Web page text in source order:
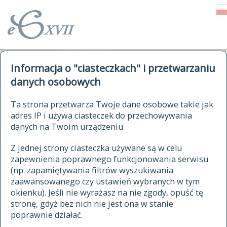
Informacja o "ciasteczkach" i przetwarzaniu
danych osobowych
Ta strona przetwarza Twoje dane osobowe takie jak
adres IP i używa ciasteczek do przechowywania
danych na Twoim urządzeniu.
Z jednej strony ciasteczka używane są w celu
zapewnienia poprawnego funkcjonowania serwisu
(np. zapamiętywania filtrów wyszukiwania
zaawansowanego czy ustawień wybranych w tym
okienku). Jeśli nie wyrażasz na nie zgody, opuść tę
stronę, gdyż bez nich nie jest ona w stanie
poprawnie działać.
autorzy Słownika
historia
publikacje
źródła
autorzy tekstów źródłowych
zasady opracowania
statystyki
najnowsze hasła
ostatnio zmodyfikowane hasła
kwerendy
jak cytować Słownik
ELEKTRONICZNY SŁOWNIK
JĘZYKA POLSKIEGO
XVII I XVIII WIEKU
znajdź hasła
zaczynające się od